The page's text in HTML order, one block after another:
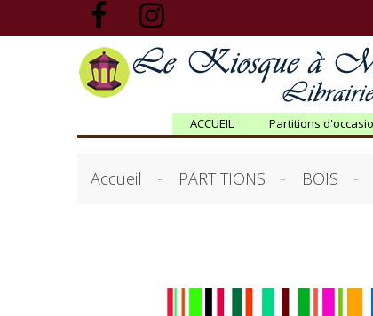
ACCUEIL Partitions
Accueil PARTITIONS BOIS